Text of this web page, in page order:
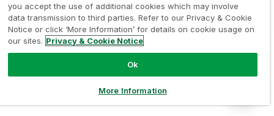
Termos de Uso /
Não compartilhe minhas informações
© 1993-2026 QlikTech International
AB, Todos os direitos reservados
you accept the use of additional cookies which may involve
data transmission to third parties. Refer to our Privacy & Cookie
Notice or click ‘More Information’ for details on cookie usage on
our sites. Privacy & Cookie Notice
Ok
More Information